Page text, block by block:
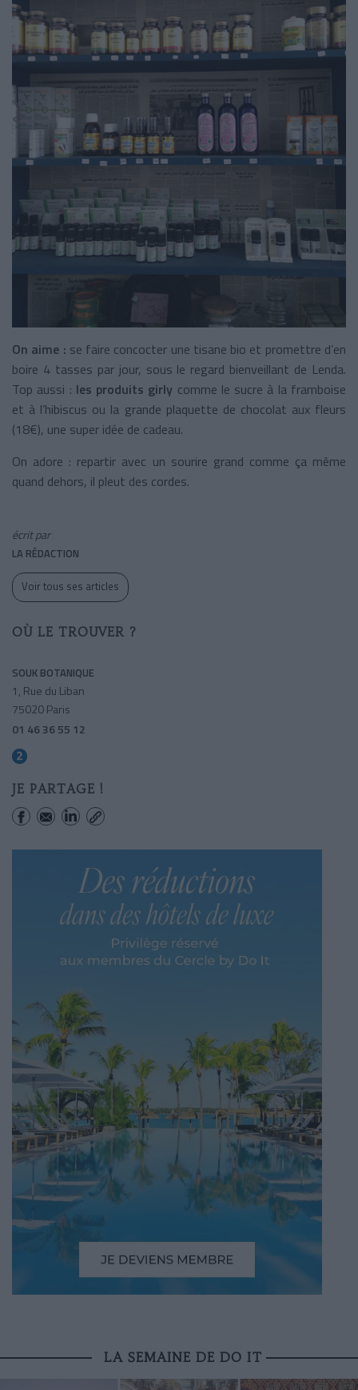
On aime : se faire concocter une tisane bio et promettre d’en
boire 4 tasses par jour, sous le regard bienveillant de Lenda.
Top aussi : les produits girly comme le sucre à la framboise
et à l’hibiscus ou la grande plaquette de chocolat aux fleurs
(18€), une super idée de cadeau.
On adore : repartir avec un sourire grand comme ça même
quand dehors, il pleut des cordes.
écrit par
LA RÉDACTION
Voir tous ses articles
OÙ LE TROUVER ?
SOUK BOTANIQUE
1, Rue du Liban
75020 Paris
01 46 36 55 12
JE PARTAGE !
LA SEMAINE DE DO IT